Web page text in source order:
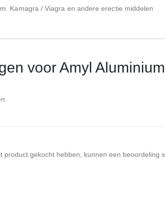
Kamagra / Viagra en andere erectie middelen
voorAmyl
product gekocht hebben, kunnen een beoordeling